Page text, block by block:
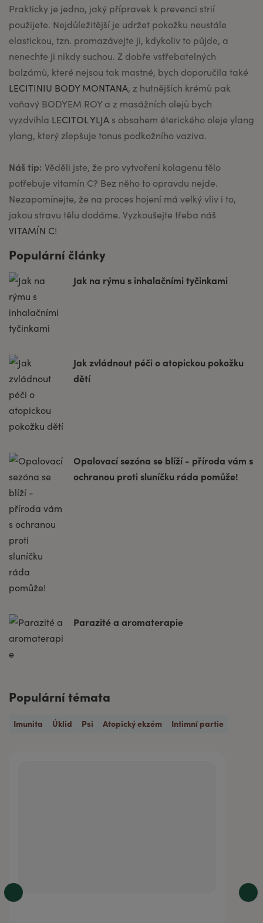
Prakticky je jedno, jaký přípravek k prevenci strií
použijete. Nejdůležitější je udržet pokožku neustále
elastickou, tzn. promazávejte ji, kdykoliv to půjde, a
nenechte ji nikdy suchou. Z dobře vstřebatelných
balzámů, které nejsou tak mastné, bych doporučila také
LECITINIU BODY MONTANA, z hutnějších krémů pak
voňavý BODYEM ROY a z masážních olejů bych
vyzdvihla LECITOL YLJA s obsahem éterického oleje ylang
ylang, který zlepšuje tonus podkožního vaziva.
Náš tip: Věděli jste, že pro vytvoření kolagenu tělo
potřebuje vitamín C? Bez něho to opravdu nejde.
Nezapomínejte, že na proces hojení má velký vliv i to,
jakou stravu tělu dodáme. Vyzkoušejte třeba náš
VITAMÍN C!
Populární články
Jak na rýmu s inhalačními tyčinkami
Jak zvládnout péči o atopickou pokožku
dětí
Opalovací sezóna se blíží - příroda vám s
ochranou proti sluníčku ráda pomůže!
Parazité a aromaterapie
Populární témata
Imunita Úklid Psi Atopický ekzém Intimní partie